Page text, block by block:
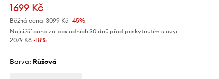
1699 Kč
Běžná cena: 3099 Kč -45%
Nejnižší cena za posledních 30 dnů před poskytnutím slevy:
2079 Kč -18%
Barva: růžová